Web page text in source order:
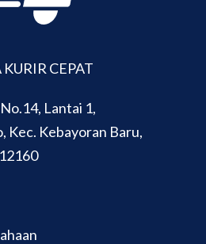
CEPAT
Lantai 1,
Kec. Kebayoran Baru,